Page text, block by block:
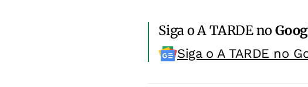
Siga o A TARDE no
Siga o A TARDE no